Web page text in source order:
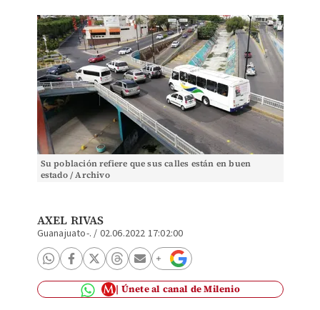
Su población refiere que sus calles están en buen
estado / Archivo
AXEL RIVAS
Guanajuato-. / 02.06.2022 17:02:00
Únete al canal de Milenio